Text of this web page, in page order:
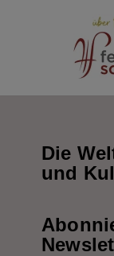
Die
und